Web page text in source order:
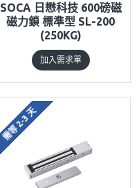
SOCA 日懋科技 600磅磁
磁力鎖 標準型 SL-200
(250KG)
加入需求單
需等 2-3 天